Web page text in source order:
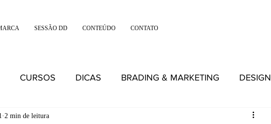
SESSÃO DD CONTEÚDO CONTATO
CURSOS DICAS BRADING & MARKETING DESIGN
2 min de leitura